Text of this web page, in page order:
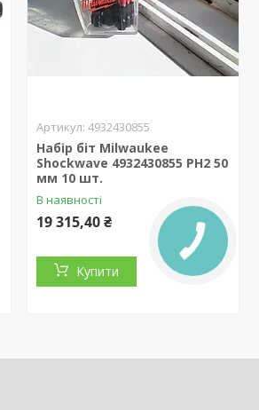
4932430855
Набір біт Milwaukee
Shockwave 4932430855 PH2 50
мм 10 шт.
В наявності
19 315,40 ₴
Купити